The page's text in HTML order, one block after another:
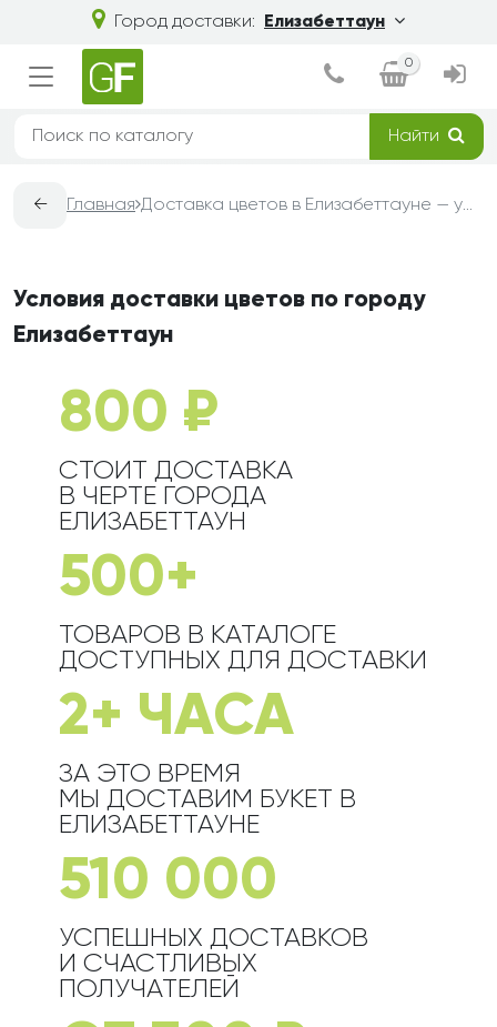
Город доставки: Елизабеттаун
0
Найти
← Главная Доставка цветов в Елизабеттауне — условия, сроки и стоимость | Grand-Flora
Условия доставки цветов по городу
Елизабеттаун
800 ₽
СТОИТ ДОСТАВКА
В ЧЕРТЕ ГОРОДА
ЕЛИЗАБЕТТАУН
500+
ТОВАРОВ В КАТАЛОГЕ
ДОСТУПНЫХ ДЛЯ ДОСТАВКИ
2+ ЧАСА
ЗА ЭТО ВРЕМЯ
МЫ ДОСТАВИМ БУКЕТ В
ЕЛИЗАБЕТТАУНЕ
510 000
УСПЕШНЫХ ДОСТАВКОВ
И СЧАСТЛИВЫХ
ПОЛУЧАТЕЛЕЙ